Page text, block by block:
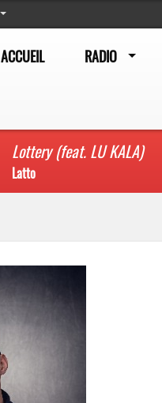
ACCUEIL RADIO
Lottery (feat. LU KALA)
Latto